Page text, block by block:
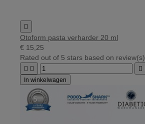

Otoform pasta verharder 20 ml
€ 15,25
Rated out of 5 stars based on review(s)
  
In winkelwagen